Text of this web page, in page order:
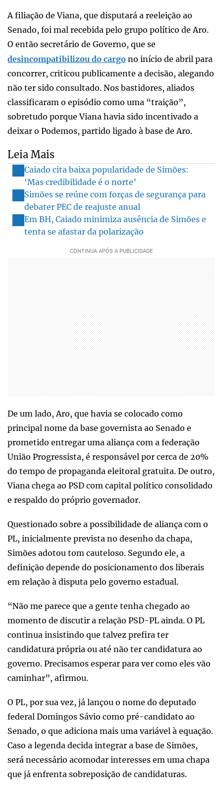
A filiação de Viana, que disputará a reeleição ao
Senado, foi mal recebida pelo grupo político de Aro.
O então secretário de Governo, que se
desincompatibilizou do cargo no início de abril para
concorrer, criticou publicamente a decisão, alegando
não ter sido consultado. Nos bastidores, aliados
classificaram o episódio como uma “traição”,
sobretudo porque Viana havia sido incentivado a
deixar o Podemos, partido ligado à base de Aro.
Leia Mais
Caiado cita baixa popularidade de Simões:
‘Mas credibilidade é o norte’
Simões se reúne com forças de segurança para
debater PEC de reajuste anual
Em BH, Caiado minimiza ausência de Simões e
tenta se afastar da polarização
De um lado, Aro, que havia se colocado como
principal nome da base governista ao Senado e
prometido entregar uma aliança com a federação
União Progressista, é responsável por cerca de 20%
do tempo de propaganda eleitoral gratuita. De outro,
Viana chega ao PSD com capital político consolidado
e respaldo do próprio governador.
Questionado sobre a possibilidade de aliança com o
PL, inicialmente prevista no desenho da chapa,
Simões adotou tom cauteloso. Segundo ele, a
definição depende do posicionamento dos liberais
em relação à disputa pelo governo estadual.
“Não me parece que a gente tenha chegado ao
momento de discutir a relação PSD-PL ainda. O PL
continua insistindo que talvez prefira ter
candidatura própria ou até não ter candidatura ao
governo. Precisamos esperar para ver como eles vão
caminhar”, afirmou.
O PL, por sua vez, já lançou o nome do deputado
federal Domingos Sávio como pré-candidato ao
Senado, o que adiciona mais uma variável à equação.
Caso a legenda decida integrar a base de Simões,
será necessário acomodar interesses em uma chapa
que já enfrenta sobreposição de candidaturas.